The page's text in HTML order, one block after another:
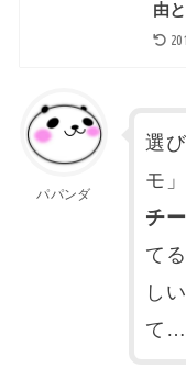
由
パパンダ
選
モ
チ
て
し
て